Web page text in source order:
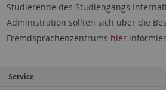
Studierende des Studiengangs
Administration sollten sich über die
Fremdsprachenzentrums hier
Service